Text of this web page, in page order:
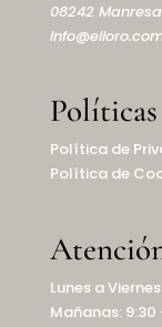
08242
Políticas
Política de
Política de
Lunes a
Mañanas: 9:30